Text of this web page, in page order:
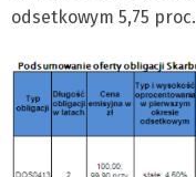
odsetkowym 5,75 proc.